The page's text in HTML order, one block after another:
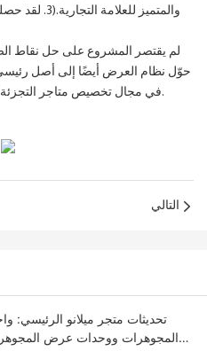
لم يقتصر المشروع على حل نقاط
حوّل نظام العرض أيضًا إلى أصل رئيسي
عزز سمعة Luxeshowcase في مجال تخصيص متاجر التجزئة الفاخرة.
التالي
تحديثات متجر ميلانو الرئيسي:
المجوهرات ووحدات عرض